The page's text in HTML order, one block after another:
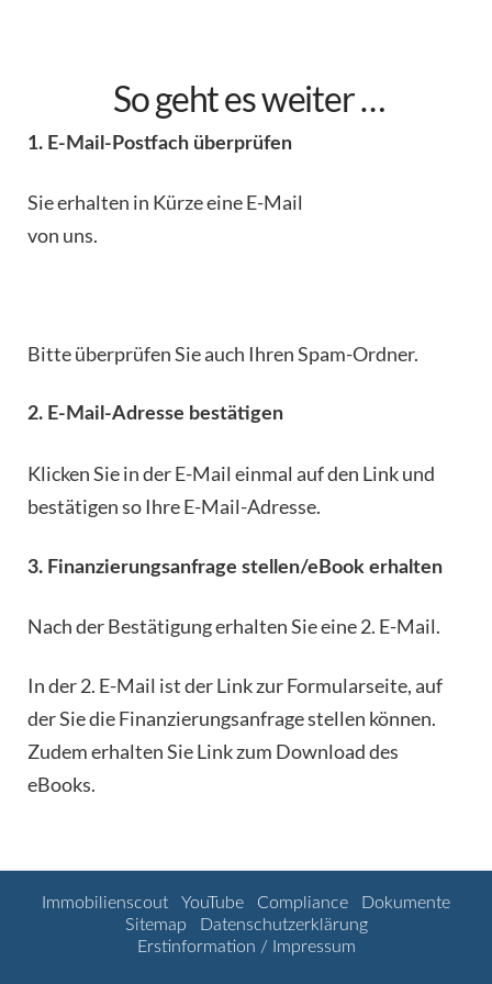
So geht es weiter …
1. E-Mail-Postfach überprüfen
Sie erhalten in Kürze eine E-Mail
von uns.
Bitte überprüfen Sie auch Ihren Spam-Ordner.
2. E-Mail-Adresse bestätigen
Klicken Sie in der E-Mail einmal auf den Link und
bestätigen so Ihre E-Mail-Adresse.
3. Finanzierungsanfrage stellen/eBook erhalten
Nach der Bestätigung erhalten Sie eine 2. E-Mail.
In der 2. E-Mail ist der Link zur Formularseite, auf
der Sie die Finanzierungsanfrage stellen können.
Zudem erhalten Sie Link zum Download des
eBooks.
Immobilienscout YouTube Compliance
Dokumente
Sitemap
Datenschutzerklärung
Erstinformation / Impressum